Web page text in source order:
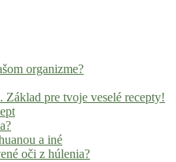
organizme?
Základ pre tvoje veselé recepty!
a iné
oči z húlenia?